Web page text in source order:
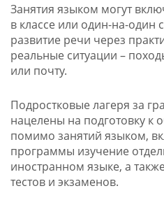
Занятия языком могут
в классе или один-на-один
развитие речи через
реальные ситуации –
или почту.
Подростковые лагеря за
нацелены на подготовку к
помимо занятий языком,
программы изучение
иностранном языке, а
тестов и экзаменов.